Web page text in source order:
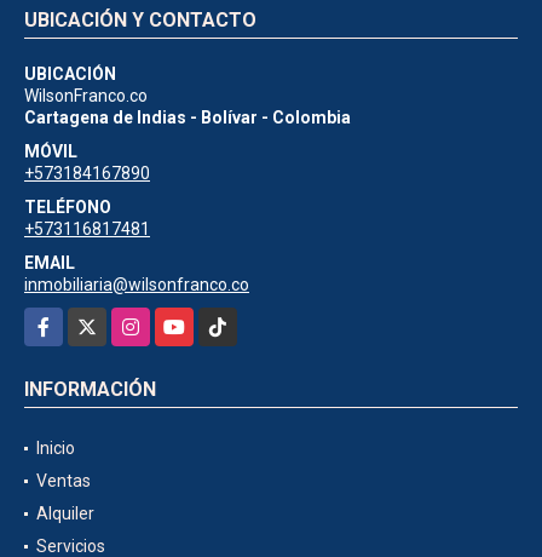
UBICACIÓN Y CONTACTO
UBICACIÓN
WilsonFranco.co
Cartagena de Indias - Bolívar - Colombia
MÓVIL
+573184167890
TELÉFONO
+573116817481
EMAIL
inmobiliaria@wilsonfranco.co
Facebook
InstagramYouTubeTikTok
INFORMACIÓN
Inicio
Ventas
Alquiler
Servicios